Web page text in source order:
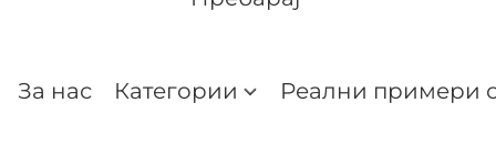
За нас Категории Реални примери